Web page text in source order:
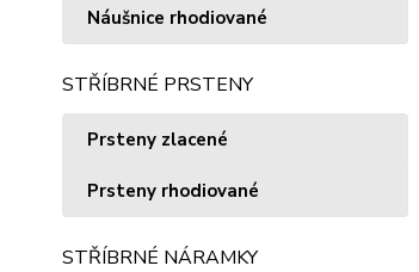
Náušnice rhodiované
STŘÍBRNÉ PRSTENY
Prsteny zlacené
Prsteny rhodiované
STŘÍBRNÉ NÁRAMKY